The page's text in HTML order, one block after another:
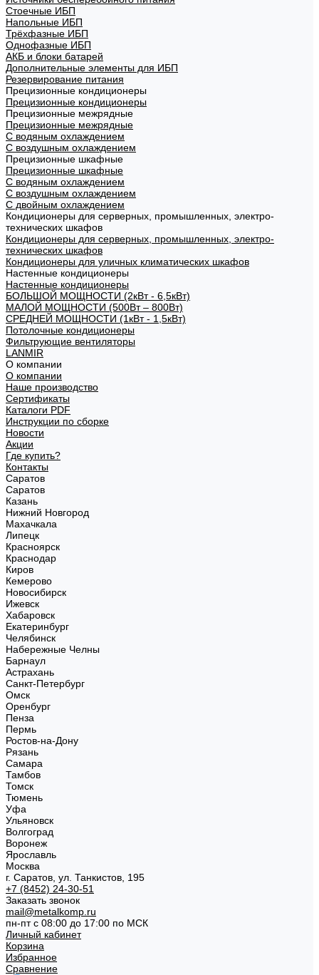
Стоечные ИБП
Напольные ИБП
Трёхфазные ИБП
Однофазные ИБП
АКБ и блоки батарей
Дополнительные элементы для ИБП
Резервирование питания
Прецизионные кондиционеры
Прецизионные кондиционеры
Прецизионные межрядные
Прецизионные межрядные
С водяным охлаждением
С воздушным охлаждением
Прецизионные шкафные
Прецизионные шкафные
С водяным охлаждением
С воздушным охлаждением
С двойным охлаждением
Кондиционеры для серверных, промышленных, электро-
технических шкафов
Кондиционеры для серверных, промышленных, электро-
технических шкафов
Кондиционеры для уличных климатических шкафов
Настенные кондиционеры
Настенные кондиционеры
БОЛЬШОЙ МОЩНОСТИ (2кВт - 6,5кВт)
МАЛОЙ МОЩНОСТИ (500Вт – 800Вт)
СРЕДНЕЙ МОЩНОСТИ (1кВт - 1,5кВт)
Потолочные кондиционеры
Фильтрующие вентиляторы
LANMIR
О компании
О компании
Наше производство
Сертификаты
Каталоги PDF
Инструкции по сборке
Новости
Акции
Где купить?
Контакты
Саратов
Саратов
Казань
Нижний Новгород
Махачкала
Липецк
Красноярск
Краснодар
Киров
Кемерово
Новосибирск
Ижевск
Хабаровск
Екатеринбург
Челябинск
Набережные Челны
Барнаул
Астрахань
Санкт-Петербург
Омск
Оренбург
Пенза
Пермь
Ростов-на-Дону
Рязань
Самара
Тамбов
Томск
Тюмень
Уфа
Ульяновск
Волгоград
Воронеж
Ярославль
Москва
г. Саратов, ул. Танкистов, 195
+7 (8452) 24-30-51
Заказать звонок
mail@metalkomp.ru
пн-пт с 08:00 до 17:00 по МСК
Личный кабинет
Корзина
Избранное
Сравнение